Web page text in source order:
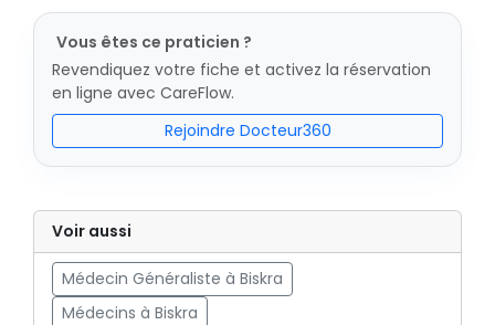
Vous êtes ce praticien ?
Revendiquez votre fiche et activez la réservation
en ligne avec CareFlow.
Rejoindre Docteur360
Voir aussi
Médecin Généraliste à Biskra
Médecins à Biskra